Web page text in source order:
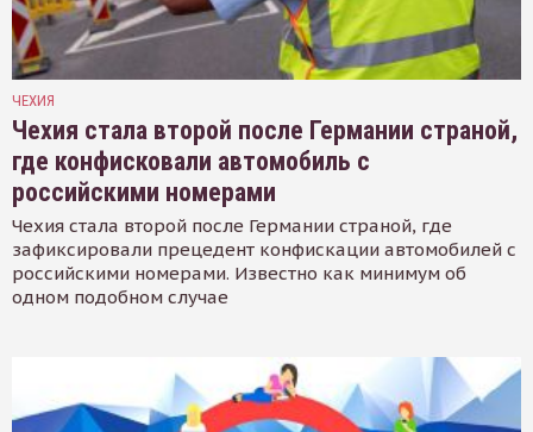
ЧЕХИЯ
Чехия стала второй после Германии страной,
где конфисковали автомобиль с
российскими номерами
Чехия стала второй после Германии страной, где
зафиксировали прецедент конфискации автомобилей с
российскими номерами. Известно как минимум об
одном подобном случае